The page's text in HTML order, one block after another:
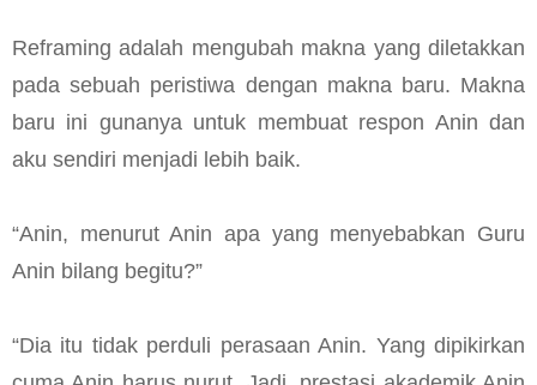
Reframing adalah mengubah makna yang diletakkan
pada sebuah peristiwa dengan makna baru. Makna
baru ini gunanya untuk membuat respon Anin dan
aku sendiri menjadi lebih baik.
“Anin, menurut Anin apa yang menyebabkan Guru
Anin bilang begitu?”
“Dia itu tidak perduli perasaan Anin. Yang dipikirkan